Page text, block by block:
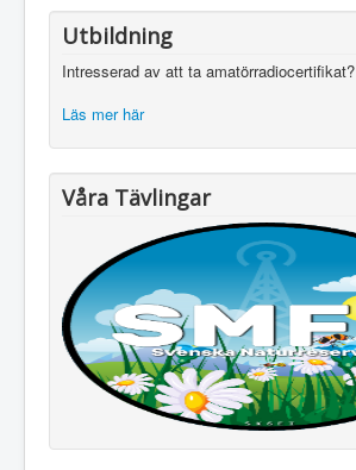
Utbildning
Intresserad av att ta amatörradiocertifikat?
Läs mer här
Våra Tävlingar